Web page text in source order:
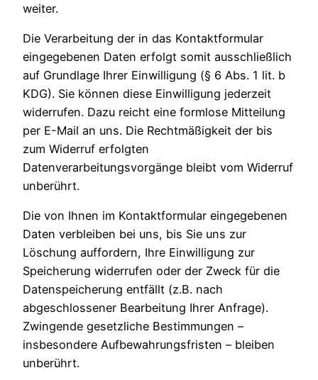
weiter.
Die Verarbeitung der in das Kontaktformular
eingegebenen Daten erfolgt somit ausschließlich
auf Grundlage Ihrer Einwilligung (§ 6 Abs. 1 lit. b
KDG). Sie können diese Einwilligung jederzeit
widerrufen. Dazu reicht eine formlose Mitteilung
per E-Mail an uns. Die Rechtmäßigkeit der bis
zum Widerruf erfolgten
Datenverarbeitungsvorgänge bleibt vom Widerruf
unberührt.
Die von Ihnen im Kontaktformular eingegebenen
Daten verbleiben bei uns, bis Sie uns zur
Löschung auffordern, Ihre Einwilligung zur
Speicherung widerrufen oder der Zweck für die
Datenspeicherung entfällt (z.B. nach
abgeschlossener Bearbeitung Ihrer Anfrage).
Zwingende gesetzliche Bestimmungen –
insbesondere Aufbewahrungsfristen – bleiben
unberührt.